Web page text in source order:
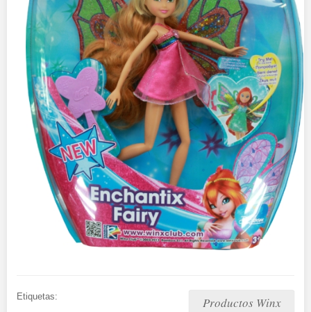
Etiquetas: Productos Winx